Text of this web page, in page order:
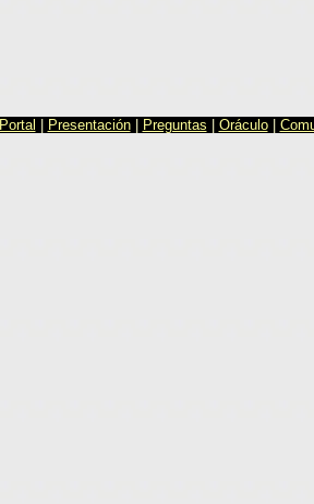
Portal Presentación| Preguntas Oráculo|